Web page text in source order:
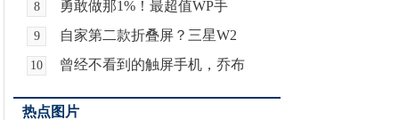
8 勇敢做那1%！最超值WP手
9 自家第二款折叠屏？三星W2
10 曾经不看到的触屏手机，乔布
热点图片